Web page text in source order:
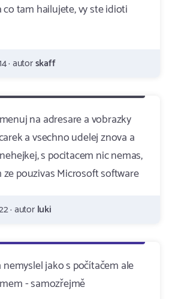
co tam hailujete, vy ste idioti
· autorskaff
na adresare a vobrazky
a vsechno udelej znova a
s pocitacem nic nemas,
pouzivas Microsoft software
· autorluki
nemyslel jako s počítačem ale
- samozřejmě